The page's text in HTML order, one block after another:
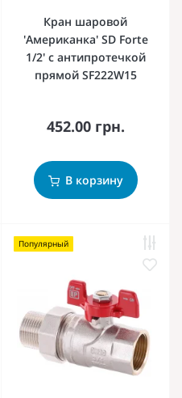
Кран шаровой
'Американка' SD Forte
1/2' с антипротечкой
прямой SF222W15
452.00 грн.
В корзину
Популярный